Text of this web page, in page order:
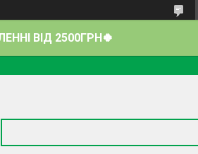
ВІД 2500ГРН🍀